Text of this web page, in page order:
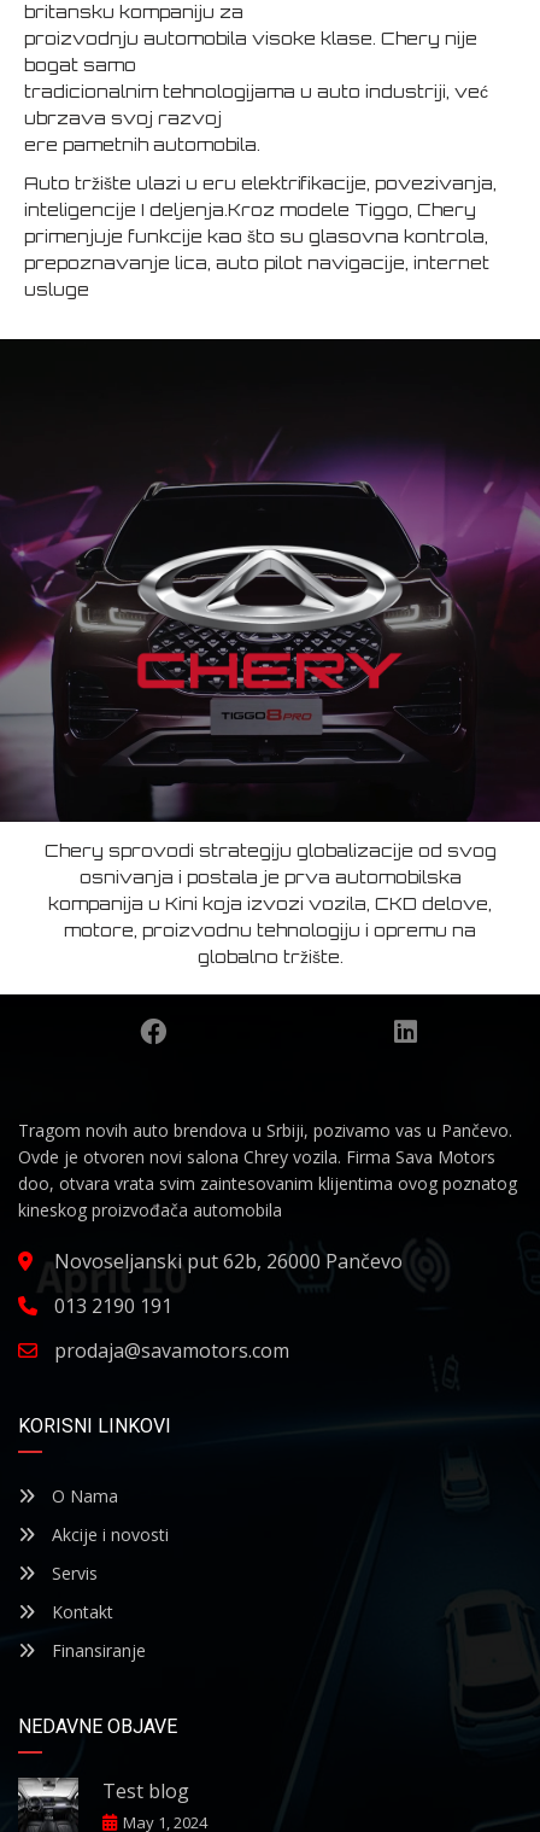
britansku kompaniju za
proizvodnju automobila visoke klase. Chery nije
bogat samo
tradicionalnim tehnologijama u auto industriji, već
ubrzava svoj razvoj
ere pametnih automobila.
Auto tržište ulazi u eru elektrifikacije, povezivanja,
inteligencije I deljenja.Kroz modele Tiggo, Chery
primenjuje funkcije kao što su glasovna kontrola,
prepoznavanje lica, auto pilot navigacije, internet
usluge
Chery sprovodi strategiju globalizacije od svog
osnivanja i postala je prva automobilska
kompanija u Kini koja izvozi vozila, CKD delove,
motore, proizvodnu tehnologiju i opremu na
globalno tržište.
Tragom novih auto brendova u Srbiji, pozivamo vas u Pančevo.
Ovde je otvoren novi salona Chrey vozila. Firma Sava Motors
doo, otvara vrata svim zaintesovanim klijentima ovog poznatog
kineskog proizvođača automobila
Novoseljanski put 62b, 26000 Pančevo
013 2190 191
prodaja@savamotors.com
KORISNI LINKOVI
O Nama
Akcije i novosti
Servis
Kontakt
Finansiranje
NEDAVNE OBJAVE
Test blog
May 1, 2024